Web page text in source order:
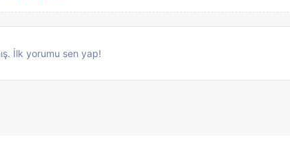
İlk yorumu sen yap!